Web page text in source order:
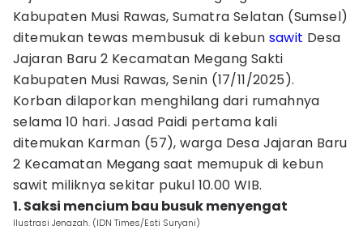
Kabupaten Musi Rawas, Sumatra Selatan (Sumsel)
ditemukan tewas membusuk di kebun sawit Desa
Jajaran Baru 2 Kecamatan Megang Sakti
Kabupaten Musi Rawas, Senin (17/11/2025).
Korban dilaporkan menghilang dari rumahnya
selama 10 hari. Jasad Paidi pertama kali
ditemukan Karman (57), warga Desa Jajaran Baru
2 Kecamatan Megang saat memupuk di kebun
sawit miliknya sekitar pukul 10.00 WIB.
1. Saksi mencium bau busuk menyengat
Ilustrasi Jenazah. (IDN Times/Esti Suryani)